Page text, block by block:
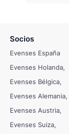
Socios
Evenses España
Evenses Holanda
Evenses Bélgica
Evenses Alemania
Evenses Austria
Evenses Suiza